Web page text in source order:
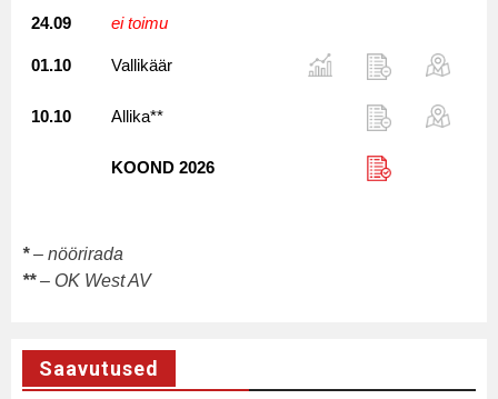
24.09 ei toimu
01.10 Vallikäär
10.10 Allika**
KOOND 2026
*– nöörirada
**– OK West AV
Saavutused